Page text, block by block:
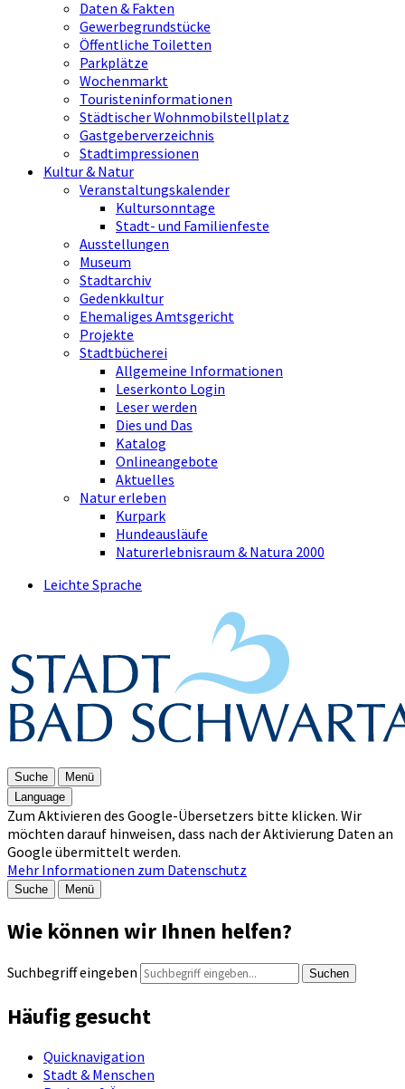
Daten & Fakten
Gewerbegrundstücke
Öffentliche Toiletten
Parkplätze
Wochenmarkt
Touristeninformationen
Städtischer Wohnmobilstellplatz
Gastgeberverzeichnis
Stadtimpressionen
Kultur & Natur
Veranstaltungskalender
Kultursonntage
Stadt- und Familienfeste
Ausstellungen
Museum
Stadtarchiv
Gedenkkultur
Ehemaliges Amtsgericht
Projekte
Stadtbücherei
Allgemeine Informationen
Leserkonto Login
Leser werden
Dies und Das
Katalog
Onlineangebote
Aktuelles
Natur erleben
Kurpark
Hundeausläufe
Naturerlebnisraum & Natura 2000
Leichte Sprache
Suche
Menü
Language
Zum Aktivieren des Google-Übersetzers bitte klicken. Wir
möchten darauf hinweisen, dass nach der Aktivierung Daten an
Google übermittelt werden.
Mehr Informationen zum Datenschutz
Suche Menü
Wie können wir Ihnen helfen?
Suchbegriff eingeben Suchen
Häufig gesucht
Quicknavigation
Stadt & Menschen